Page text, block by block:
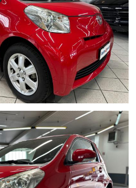
con ultimo tagliando svolto a
a giugno 2026.
cerchi in lega da 15" esedili in
elettricamente
posteriori
con a/c
poggiatesta